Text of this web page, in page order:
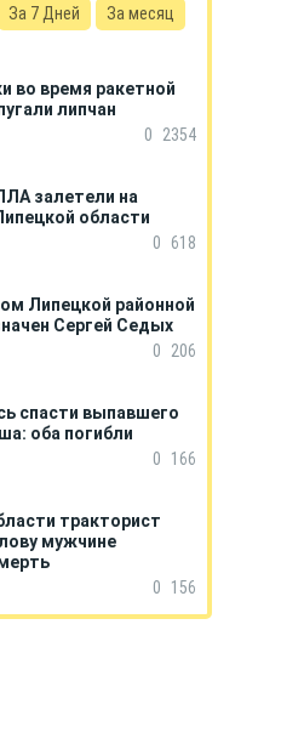
За 7 Дней За месяц
во время ракетной
липчан
0
2354
залетели на
области
0
618
Липецкой районной
Сергей Седых
0
206
спасти выпавшего
оба погибли
0
166
тракторист
мужчине
0 156